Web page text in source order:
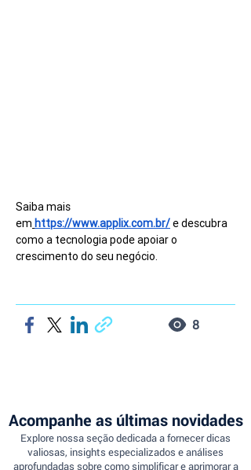
Saiba mais
em https://www.applix.com.br/ e descubra
como a tecnologia pode apoiar o
crescimento do seu negócio.
8
Acompanhe as últimas novidades
Explore nossa seção dedicada a fornecer dicas
valiosas, insights especializados e análises
aprofundadas sobre como simplificar e aprimorar a